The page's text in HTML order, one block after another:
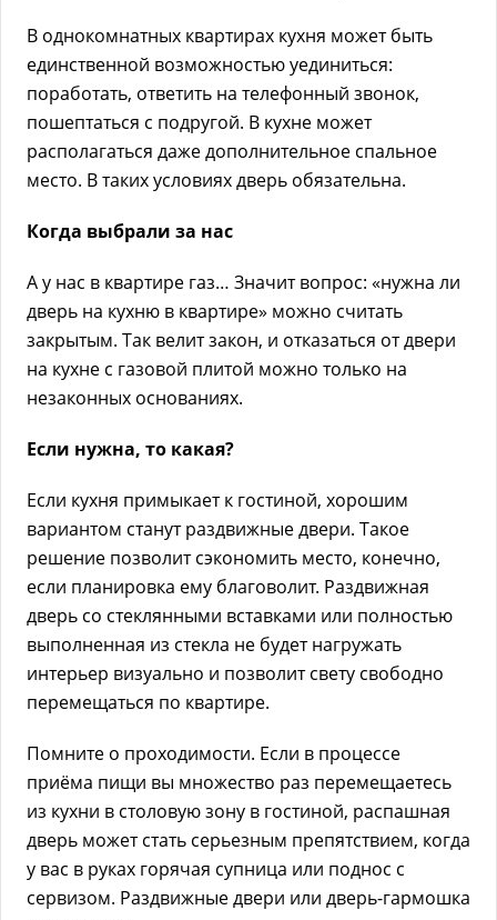
В однокомнатных квартирах кухня может быть
единственной возможностью уединиться:
поработать, ответить на телефонный звонок,
пошептаться с подругой. В кухне может
располагаться даже дополнительное спальное
место. В таких условиях дверь обязательна.
Когда выбрали за нас
А у нас в квартире газ… Значит вопрос: «нужна ли
дверь на кухню в квартире» можно считать
закрытым. Так велит закон, и отказаться от двери
на кухне с газовой плитой можно только на
незаконных основаниях.
Если нужна, то какая?
Если кухня примыкает к гостиной, хорошим
вариантом станут раздвижные двери. Такое
решение позволит сэкономить место, конечно,
если планировка ему благоволит. Раздвижная
дверь со стеклянными вставками или полностью
выполненная из стекла не будет нагружать
интерьер визуально и позволит свету свободно
перемещаться по квартире.
Помните о проходимости. Если в процессе
приёма пищи вы множество раз перемещаетесь
из кухни в столовую зону в гостиной, распашная
дверь может стать серьезным препятствием, когда
у вас в руках горячая супница или поднос с
сервизом. Раздвижные двери или дверь-гармошка